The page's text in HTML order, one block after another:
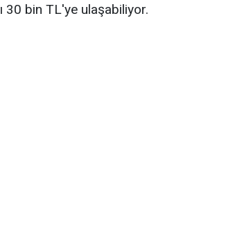
30 bin TL'ye ulaşabiliyor.